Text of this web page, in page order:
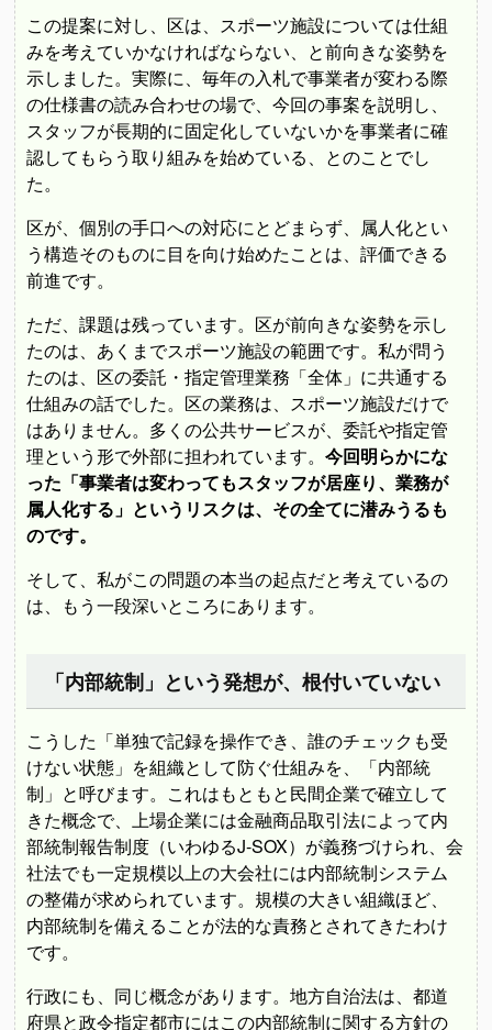
この提案に対し、区は、スポーツ施設については仕組
みを考えていかなければならない、と前向きな姿勢を
示しました。実際に、毎年の入札で事業者が変わる際
の仕様書の読み合わせの場で、今回の事案を説明し、
スタッフが長期的に固定化していないかを事業者に確
認してもらう取り組みを始めている、とのことでし
た。
区が、個別の手口への対応にとどまらず、属人化とい
う構造そのものに目を向け始めたことは、評価できる
前進です。
ただ、課題は残っています。区が前向きな姿勢を示し
たのは、あくまでスポーツ施設の範囲です。私が問う
たのは、区の委託・指定管理業務「全体」に共通する
仕組みの話でした。区の業務は、スポーツ施設だけで
はありません。多くの公共サービスが、委託や指定管
理という形で外部に担われています。今回明らかにな
った「事業者は変わってもスタッフが居座り、業務が
属人化する」というリスクは、その全てに潜みうるも
のです。
そして、私がこの問題の本当の起点だと考えているの
は、もう一段深いところにあります。
「内部統制」という発想が、根付いていない
こうした「単独で記録を操作でき、誰のチェックも受
けない状態」を組織として防ぐ仕組みを、「内部統
制」と呼びます。これはもともと民間企業で確立して
きた概念で、上場企業には金融商品取引法によって内
部統制報告制度（いわゆるJ-SOX）が義務づけられ、会
社法でも一定規模以上の大会社には内部統制システム
の整備が求められています。規模の大きい組織ほど、
内部統制を備えることが法的な責務とされてきたわけ
です。
行政にも、同じ概念があります。地方自治法は、都道
府県と政令指定都市にはこの内部統制に関する方針の